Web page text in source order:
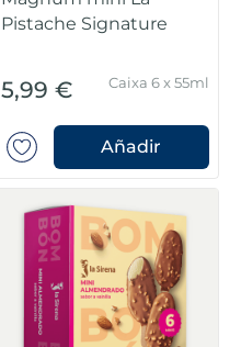
Pistache Signature
5,99 € Caixa 6 x 55ml
Añadir